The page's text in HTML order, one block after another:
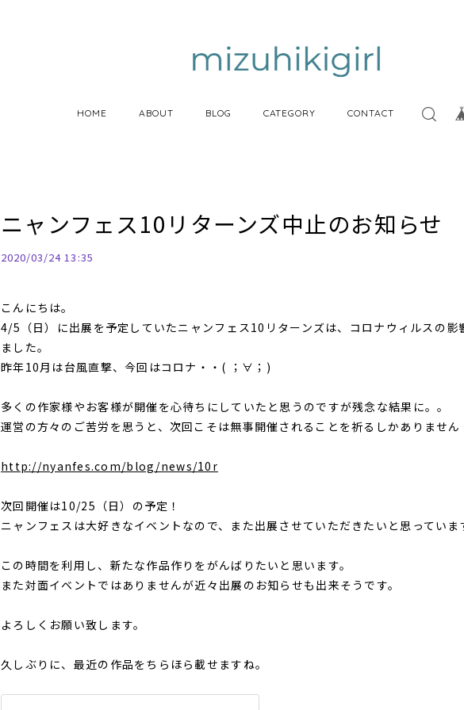
HOME ABOUT BLOG CATEGORY CONTACT
ニャンフェス10リターンズ中止のお知らせ
2020/03/24 13:35
こんにちは。
4/5（日）に出展を予定していたニャンフェス10リターンズは、コロナウィルスの影
ました。
昨年10月は台風直撃、今回はコロナ・・( ；∀；)
多くの作家様やお客様が開催を心待ちにしていたと思うのですが残念な結果に。。
運営の方々のご苦労を思うと、次回こそは無事開催されることを祈るしかありません
http://nyanfes.com/blog/news/10r
次回開催は10/25（日）の予定！
ニャンフェスは大好きなイベントなので、また出展させていただきたいと思っていま
この時間を利用し、新たな作品作りをがんばりたいと思います。
また対面イベントではありませんが近々出展のお知らせも出来そうです。
よろしくお願い致します。
久しぶりに、最近の作品をちらほら載せますね。